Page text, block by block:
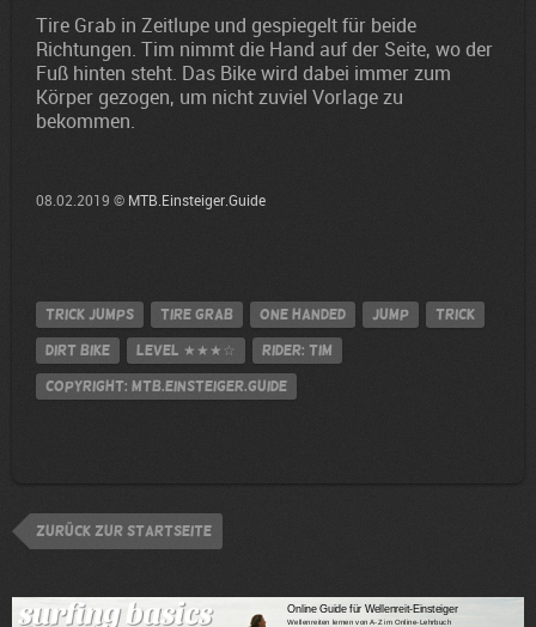
Tire Grab in Zeitlupe und gespiegelt für beide
Richtungen. Tim nimmt die Hand auf der Seite, wo der
Fuß hinten steht. Das Bike wird dabei immer zum
Körper gezogen, um nicht zuviel Vorlage zu
bekommen.
08.02.2019 © MTB.Einsteiger.Guide
Trick Jumps Tire Grab one handed jump Trick
Dirt Bike Level ★★★☆ Rider: Tim
Copyright: MTB.Einsteiger.Guide
zurück zur Startseite